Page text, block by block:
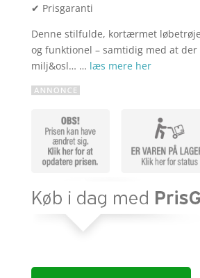
✔ Prisgaranti
Denne stilfulde, kortærmet
og funktionel – samtidig med at
milj&osl… … læs mere her